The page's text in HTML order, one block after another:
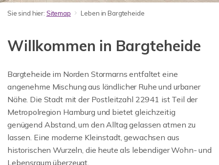
Sie sind hier: Sitemap Leben in Bargteheide
Willkommen in Bargteheide
Bargteheide im Norden Stormarns entfaltet eine
angenehme Mischung aus ländlicher Ruhe und urbaner
Nähe. Die Stadt mit der Postleitzahl 22941 ist Teil der
Metropolregion Hamburg und bietet gleichzeitig
genügend Abstand, um den Alltag gelassen atmen zu
lassen. Eine moderne Kleinstadt, gewachsen aus
historischen Wurzeln, die heute als lebendiger Wohn- und
Lebensraum überzeugt.